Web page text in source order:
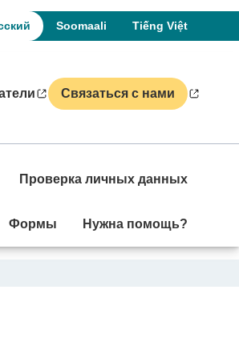
Soomaali Tiếng Việt
Связаться с нами
Проверка личных данных
Формы Нужна помощь?